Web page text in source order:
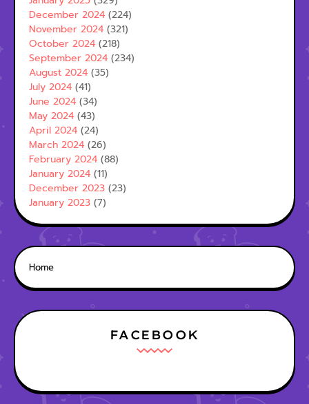
December 2024 (224)
November 2024 (321)
October 2024 (218)
September 2024 (234)
August 2024 (35)
July 2024 (41)
June 2024 (34)
May 2024 (43)
April 2024 (24)
March 2024 (26)
February 2024 (88)
January 2024 (11)
December 2023 (23)
January 2023 (7)
Home
FACEBOOK